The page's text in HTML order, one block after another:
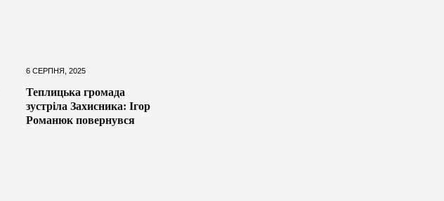
6 СЕРПНЯ, 2025
Теплицька громада
зустріла Захисника: Ігор
Романюк повернувся